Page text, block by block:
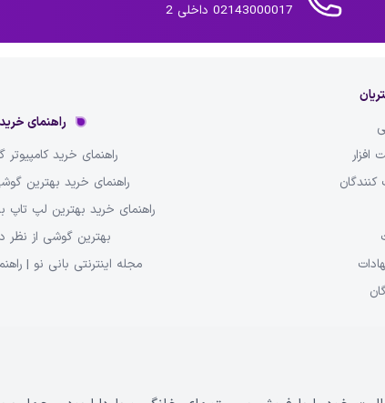
02143000017 داخلی 2
راهنمای خرید
راهنمای خرید کامپیوتر
راهنمای خرید بهترین
راهنمای خرید بهترین لپ
بهترین گوشی از نظر
مجله اینترنتی بانی نو |